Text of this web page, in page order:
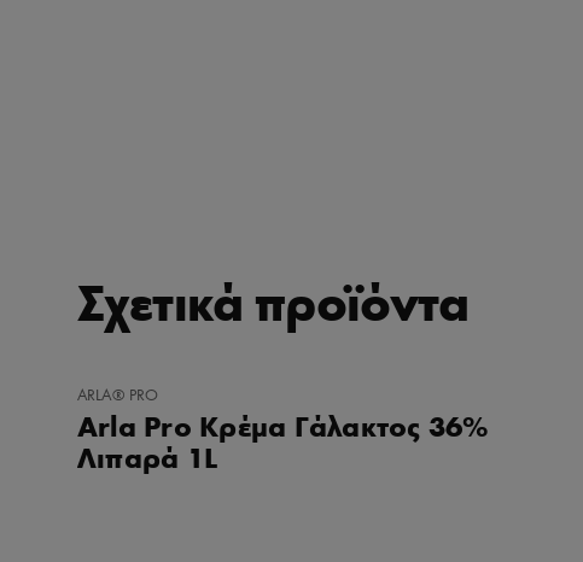
Σχετικά προϊόντα
ΠΡΟΣΘΉΚΗ
ΑΓΑΠΗΜΈΝΑ
ARLA® PRO
Arla Pro Κρέμα Γάλακτος 36%
Λιπαρά 1L